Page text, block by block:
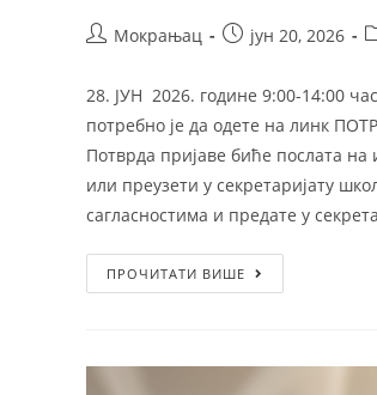
Мокрањац јун 20, 2026
28. ЈУН 2026. године 9:00-14:00
потребно је да одете на линк
Потврда пријаве биће послата
или преузети у секретаријату
сагласностима и предате у
ПРОЧИТАТИ ВИШЕ